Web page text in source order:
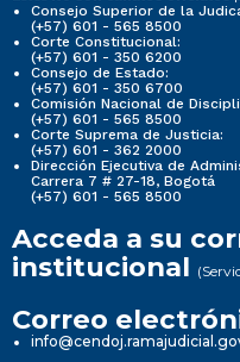
Consejo Superior de la
(+57) 601 - 565 8500
Corte Constitucional:
(+57) 601 - 350 6200
Consejo de Estado:
(+57) 601 - 350 6700
Comisión Nacional de
(+57) 601 - 565 8500
Corte Suprema de Justicia:
(+57) 601 - 362 2000
Dirección Ejecutiva de
Carrera 7 # 27-18, Bogotá
(+57) 601 - 565 8500
Acceda a su
institucional
Correo